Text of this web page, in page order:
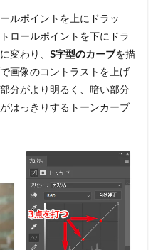
ルポイントを上にドラッ
ロールポイントを下にドラ
変わり、 S字型のカーブを描
画像のコントラストを上げ
分がより明るく、暗い部分
はっきりするトーンカーブ